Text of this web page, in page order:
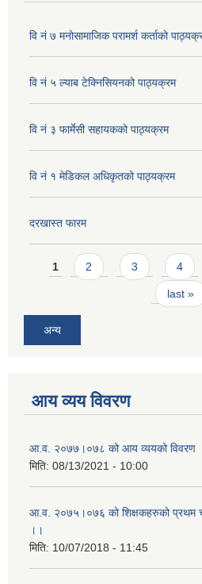
वि नं ७ मनोसामाजिक परामर्श कर्ताको
वि नं ५ ल्याब टेक्निसियनको पाठ्यक्रम
वि नं ३ फार्मेसी सहायकको पाठ्यक्रम
वि नं १ मेडिकल अधिकृतको पाठ्यक्रम
दरखास्त फारम
Pages
1 2 3 4
last »
अन्य
आय व्यय विवरण
आ.व. २०७७।०७८ को आय व्ययको विवरण
मिति: 08/13/2021 - 10:00
आ.व. २०७५।०७६ को शिक्षकहरुको प्रथम
।।
मिति: 10/07/2018 - 11:45